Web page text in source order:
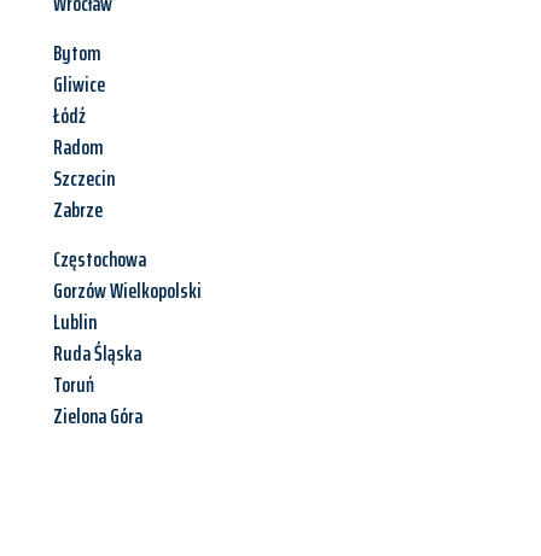
Bytom
Gliwice
Łódź
Radom
Szczecin
Zabrze
Częstochowa
Gorzów Wielkopolski
Lublin
Ruda Śląska
Toruń
Zielona Góra